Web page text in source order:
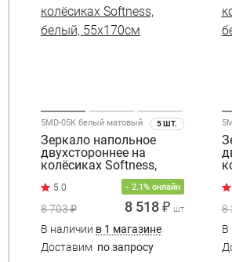
5 ШТ.
5MD-05K белый матовый
Зеркало напольное
двухстороннее на
колёсиках Softness,
белый, 55x170см
− 2.1% онлайн
8 703 ₽ 8 518 ₽ шт
В наличии в 1 магазине
Доставим по запросу
8
В